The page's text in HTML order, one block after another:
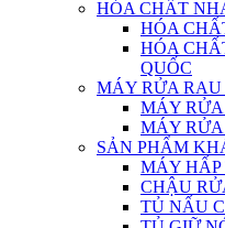
HÓA CHẤT
HÓA
HÓA
QUỐC
MÁY RỬA RAU
MÁY
MÁY RỬA
SẢN PHẨM
MÁY HẤP
CHẬU
TỦ NẤU